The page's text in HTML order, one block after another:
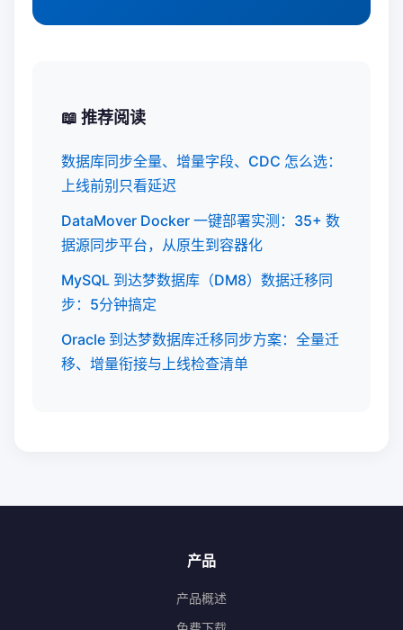
📖 推荐阅读
数据库同步全量、增量字段、CDC 怎么选：
上线前别只看延迟
DataMover Docker 一键部署实测：35+ 数
据源同步平台，从原生到容器化
MySQL 到达梦数据库（DM8）数据迁移同
步：5分钟搞定
Oracle 到达梦数据库迁移同步方案：全量迁
移、增量衔接与上线检查清单
产品
产品概述